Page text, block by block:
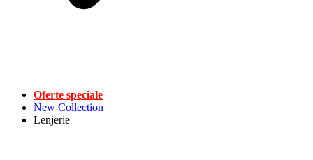
Oferte speciale
New Collection
Lenjerie